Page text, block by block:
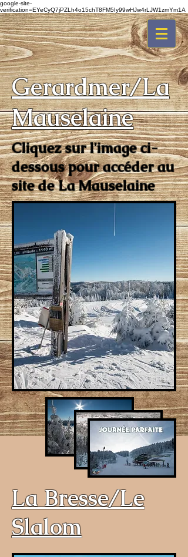
google-site-
verification=EYeCyQ7jPZLh4o15chT8FM5Iy99wHJw4rLJW1zmYm1A
Gerardmer/La
Mauselaine
Cliquez sur l'image ci-
dessous pour accéder au
site de La Mauselaine
La Bresse/Le
Slalom